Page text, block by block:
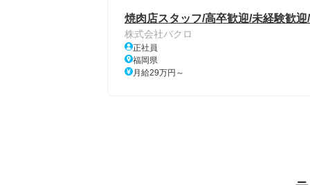
焼肉店スタッフ/高卒歓迎/未経験歓
株式会社バクロ
正社員
福岡県
月給29万円～